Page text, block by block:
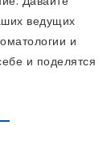
ведущих
и
и поделятся